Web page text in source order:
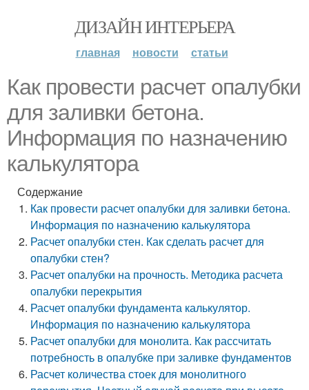
ДИЗАЙН ИНТЕРЬЕРА
главная новости статьи
Как провести расчет опалубки
для заливки бетона.
Информация по назначению
калькулятора
Содержание
Как провести расчет опалубки для заливки бетона.
Информация по назначению калькулятора
Расчет опалубки стен. Как сделать расчет для
опалубки стен?
Расчет опалубки на прочность. Методика расчета
опалубки перекрытия
Расчет опалубки фундамента калькулятор.
Информация по назначению калькулятора
Расчет опалубки для монолита. Как рассчитать
потребность в опалубке при заливке фундаментов
Расчет количества стоек для монолитного